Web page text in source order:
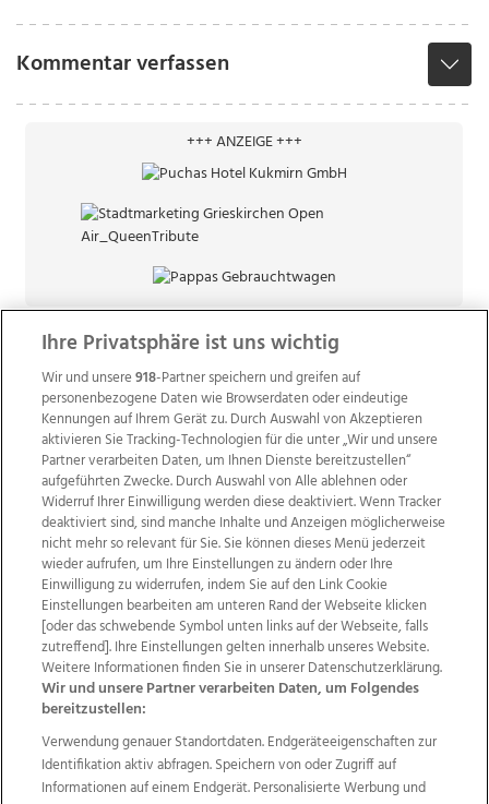
Kommentar verfassen
+++ ANZEIGE +++
Wir über uns Mediadaten Kontakt
Jobs
Datenschutz
Impressum
AGB Anzeigekunden
AGB Website
Ehrenkodex Politische Werbung
Weitere Angebote des Medienhauses Wimmer
TV1 di-mog-i.at OÖNow
Ischler Woche
Life Radio
OÖNachrichten OÖN Immobilien
Ihre Privatsphäre ist uns wichtig
Wir und unsere918-Partner speichern und greifen auf
personenbezogene Daten wie Browserdaten oder eindeutige
Kennungen auf Ihrem Gerät zu. Durch Auswahl von Akzeptieren
aktivieren Sie Tracking-Technologien für die unter „Wir und unsere
Partner verarbeiten Daten, um Ihnen Dienste bereitzustellen“
aufgeführten Zwecke. Durch Auswahl von Alle ablehnen oder
Widerruf Ihrer Einwilligung werden diese deaktiviert. Wenn Tracker
deaktiviert sind, sind manche Inhalte und Anzeigen möglicherweise
nicht mehr so relevant für Sie. Sie können dieses Menü jederzeit
wieder aufrufen, um Ihre Einstellungen zu ändern oder Ihre
Einwilligung zu widerrufen, indem Sie auf den Link Cookie
Einstellungen bearbeiten am unteren Rand der Webseite klicken
[oder das schwebende Symbol unten links auf der Webseite, falls
zutreffend]. Ihre Einstellungen gelten innerhalb unseres Website.
Weitere Informationen finden Sie in unserer Datenschutzerklärung.
Wir und unsere Partner verarbeiten Daten, um Folgendes
bereitzustellen:
Verwendung genauer Standortdaten. Endgeräteeigenschaften zur
Identifikation aktiv abfragen. Speichern von oder Zugriff auf
Informationen auf einem Endgerät. Personalisierte Werbung und